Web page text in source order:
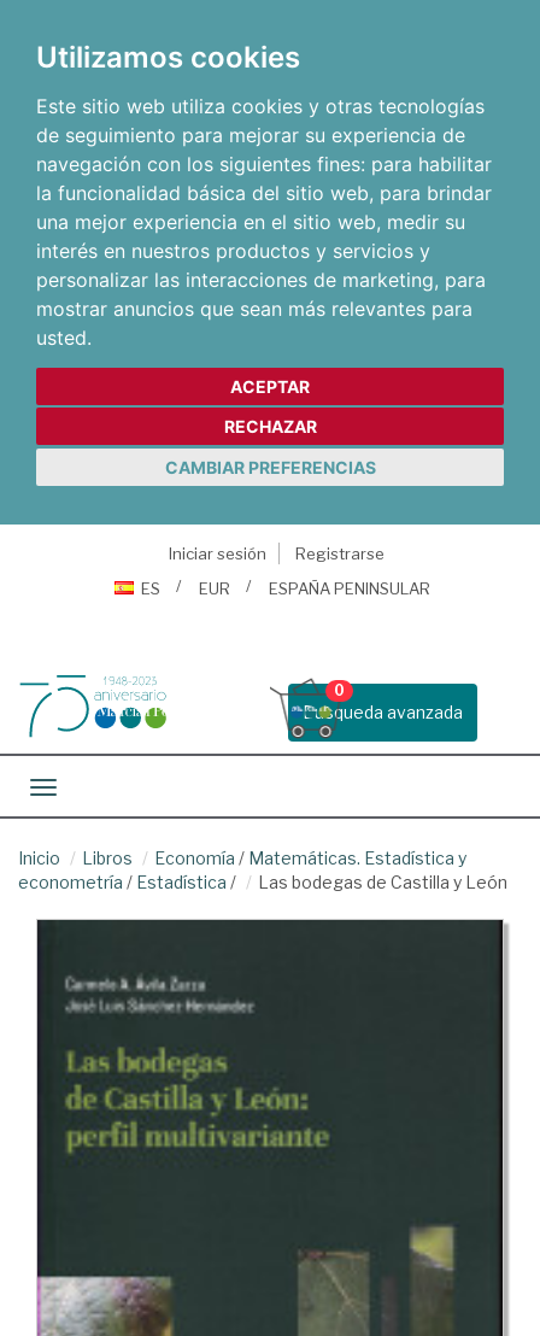
Utilizamos cookies
Este sitio web utiliza cookies y otras tecnologías
de seguimiento para mejorar su experiencia de
navegación con los siguientes fines: para habilitar
la funcionalidad básica del sitio web, para brindar
una mejor experiencia en el sitio web, medir su
interés en nuestros productos y servicios y
personalizar las interacciones de marketing, para
mostrar anuncios que sean más relevantes para
usted.
ACEPTAR
RECHAZAR
CAMBIAR PREFERENCIAS
Iniciar sesión
Registrarse
ES
EUR ESPAÑA PENINSULAR
Busqueda avanzada
0
Toggle navigation
Inicio Libros Economía / Matemáticas. Estadística y
econometría / Estadística / Las bodegas de Castilla y León